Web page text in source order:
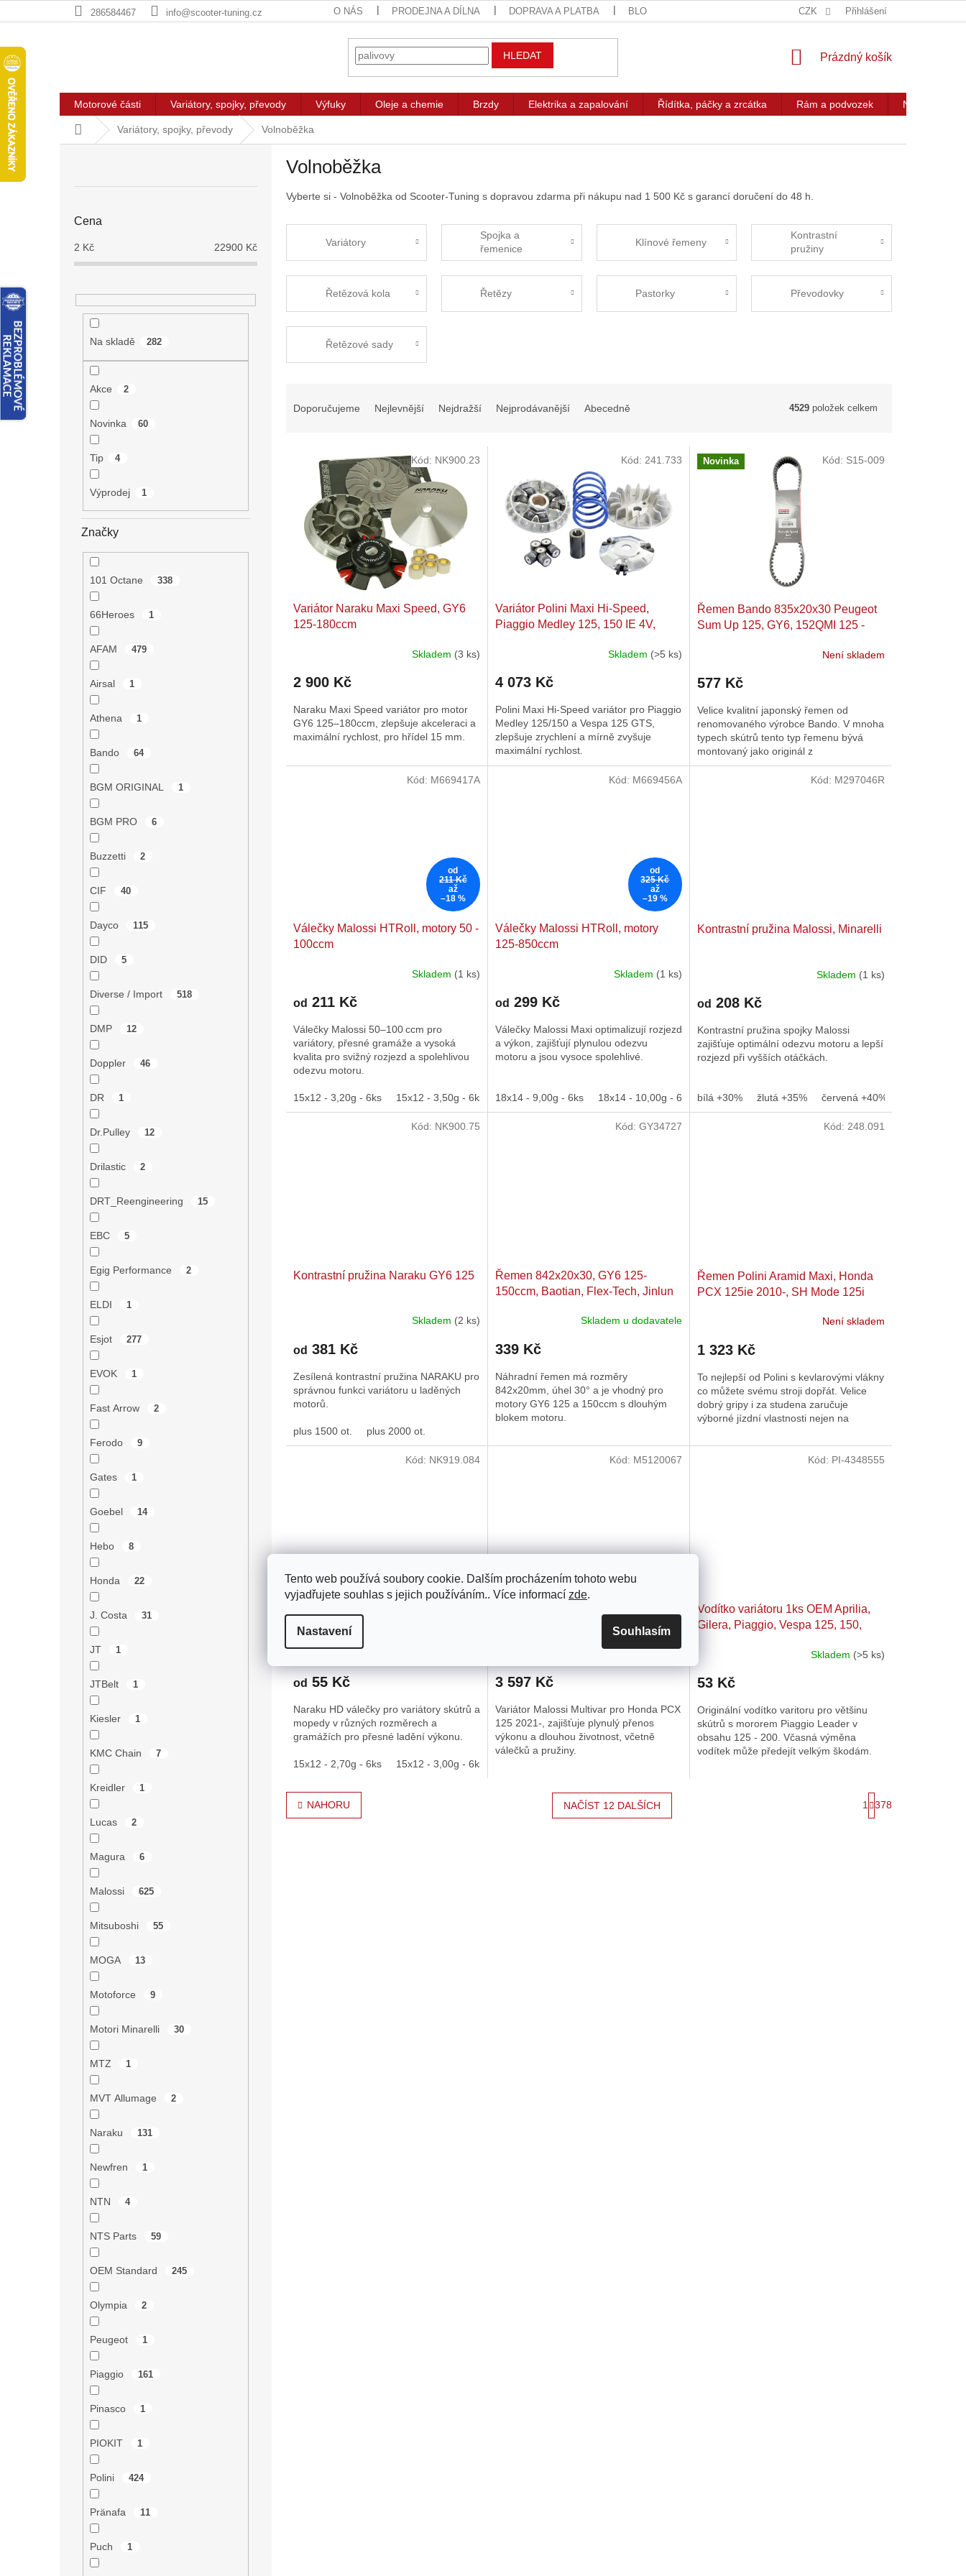
Tento web používá soubory cookie. Dalším procházením tohoto webu
vyjadřujete souhlas s jejich používáním.. Více informací zde.
Nastavení Souhlasím
na
286584467 info@scooter-tuning.cz O NÁS PRODEJNA A DÍLNA DOPRAVA A PLATBA BLOG CZK Přihlášení
HLEDAT
NÁKUPNÍ
Prázdný košík
Motorové části Variátory, spojky, převody Výfuky Oleje a chemie Brzdy Elektrika a zapalování Řídítka, páčky a zrcátka Rám a podvozek Nářadí a
Domů Variátory, spojky, převody Volnoběžka
Cena
2 Kč 22900 Kč
Na skladě 282
Akce 2
Novinka 60
Tip 4
Výprodej 1
Značky
101 Octane 338
66Heroes 1
AFAM 479
Airsal 1
Athena 1
Bando 64
BGM ORIGINAL 1
BGM PRO 6
Buzzetti 2
CIF 40
Dayco 115
DID 5
Diverse / Import 518
DMP 12
Doppler 46
DR 1
Dr.Pulley 12
Drilastic 2
DRT_Reengineering 15
EBC 5
Egig Performance 2
ELDI 1
Esjot 277
EVOK 1
Fast Arrow 2
Ferodo 9
Gates 1
Goebel 14
Hebo 8
Honda 22
J. Costa 31
JT 1
JTBelt 1
Kiesler 1
KMC Chain 7
Kreidler 1
Lucas 2
Magura 6
Malossi 625
Mitsuboshi 55
MOGA 13
Motoforce 9
Motori Minarelli 30
MTZ 1
MVT Allumage 2
Naraku 131
Newfren 1
NTN 4
NTS Parts 59
OEM Standard 245
Olympia 2
Peugeot 1
Piaggio 161
Pinasco 1
PIOKIT 1
Polini 424
Pränafa 11
Puch 1
Volnoběžka
Vyberte si - Volnoběžka od Scooter-Tuning s dopravou zdarma při nákupu nad 1 500 Kč s garancí doručení do 48 h.
Variátory
Spojka a
řemenice
Klínové řemeny
Kontrastní
pružiny
Řetězová kola Řetězy Pastorky Převodovky
Řetězové sady
Doporučujeme Nejlevnější Nejdražší Nejprodávanější Abecedně 4529 položek celkem
Variátor Naraku Maxi Speed, GY6
125-180ccm
produktu
5,0
z
5
Skladem (3 ks)
2 900 Kč
Naraku Maxi Speed variátor pro motor
GY6 125–180ccm, zlepšuje akceleraci a
maximální rychlost, pro hřídel 15 mm.
Kód: NK900.23
Variátor Polini Maxi Hi-Speed,
Piaggio Medley 125, 150 IE 4V,
produktu
5,0
z
5
hvězdiček.
Skladem (>5 ks)
4 073 Kč
Polini Maxi Hi-Speed variátor pro Piaggio
Medley 125/150 a Vespa 125 GTS,
zlepšuje zrychlení a mírně zvyšuje
maximální rychlost.
Kód: 241.733 Novinka
Řemen Bando 835x20x30 Peugeot
Sum Up 125, GY6, 152QMI 125 -
Není skladem
577 Kč
Velice kvalitní japonský řemen od
renomovaného výrobce Bando. V mnoha
typech skútrů tento typ řemenu bývá
montovaný jako originál z
výroby. Náhradní...
Kód: S15-009
od
211 Kč
až
–18 %
Válečky Malossi HTRoll, motory 50 -
100ccm
Skladem (1 ks)
od 211 Kč
Válečky Malossi 50–100 ccm pro
variátory, přesné gramáže a vysoká
kvalita pro svižný rozjezd a spolehlivou
odezvu motoru.
15x12 - 3,20g - 6ks 15x12 - 3,50g - 6ks 15x12 - 3,70g - 6ks 15x12 - 4,20g - 6ks 15x12 - 4,80g - 6ks 15x12 - 5,40g - 6ks
Kód: M669417A
od
325 Kč
až
–19 %
Válečky Malossi HTRoll, motory
125-850ccm
Skladem (1 ks)
od 299 Kč
Válečky Malossi Maxi optimalizují rozjezd
a výkon, zajišťují plynulou odezvu
motoru a jsou vysoce spolehlivé.
18x14 - 9,00g - 6ks 18x14 - 10,00g - 6ks 18x14 - 11,00g - 6ks 18x14 - 12,00g - 6ks
Kód: M669456A
Kontrastní pružina Malossi, Minarelli
Skladem (1 ks)
od 208 Kč
Kontrastní pružina spojky Malossi
zajišťuje optimální odezvu motoru a lepší
rozjezd při vyšších otáčkách.
bílá +30% žlutá +35% červená +40%
Kód: M297046R
Kontrastní pružina Naraku GY6 125
produktu
5,0
z
5
Skladem (2 ks)
od 381 Kč
Zesílená kontrastní pružina NARAKU pro
správnou funkci variátoru u laděných
motorů.
plus 1500 ot. plus 2000 ot.
Kód: NK900.75
Řemen 842x20x30, GY6 125-
150ccm, Baotian, Flex-Tech, Jinlun
Skladem u dodavatele
339 Kč
Náhradní řemen má rozměry
842x20mm, úhel 30° a je vhodný pro
motory GY6 125 a 150ccm s dlouhým
blokem motoru.
Kód: GY34727
Řemen Polini Aramid Maxi, Honda
PCX 125ie 2010-, SH Mode 125i
Není skladem
1 323 Kč
To nejlepší od Polini s kevlarovými vlákny
co můžete svému stroji dopřát. Velice
dobrý gripy i za studena zaručuje
výborné jízdní vlastnosti nejen na
Kód: 248.091
hodnocení
produktu
4,9
z
5
od 55 Kč
Naraku HD válečky pro variátory skútrů a
mopedy v různých rozměrech a
gramážích pro přesné ladění výkonu.
15x12 - 2,70g - 6ks 15x12 - 3,00g - 6ks
Kód: NK919.084
Honda PCX 125 od 2021 (nový typ)
3 597 Kč
Variátor Malossi Multivar pro Honda PCX
125 2021-, zajišťuje plynulý přenos
výkonu a dlouhou životnost, včetně
válečků a pružiny.
Kód: M5120067
Vodítko variátoru 1ks OEM Aprilia,
Gilera, Piaggio, Vespa 125, 150,
produktu
4,0
z
5
hvězdiček.
Skladem (>5 ks)
53 Kč
Originální vodítko varitoru pro většinu
skútrů s mororem Piaggio Leader v
obsahu 125 - 200. Včasná výměna
vodítek může předejít velkým škodám.
Kód: PI-4348555
NAČÍST 12 DALŠÍCH
t
1 378
NAHORU